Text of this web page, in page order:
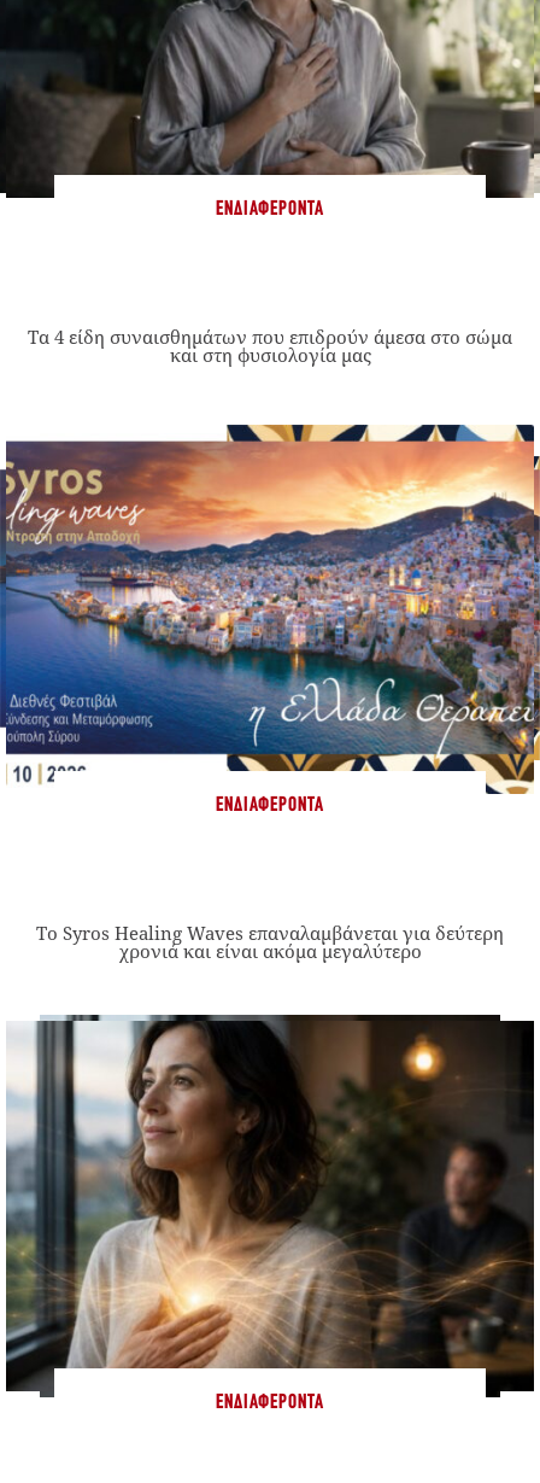
ΕΝΔΙΑΦΈΡΟΝΤΑ
Τα 4 είδη συναισθημάτων που επιδρούν άμεσα στο σώμα
και στη φυσιολογία μας
ΕΝΔΙΑΦΈΡΟΝΤΑ
Το Syros Healing Waves επαναλαμβάνεται για δεύτερη
χρονιά και είναι ακόμα μεγαλύτερο
ΕΝΔΙΑΦΈΡΟΝΤΑ